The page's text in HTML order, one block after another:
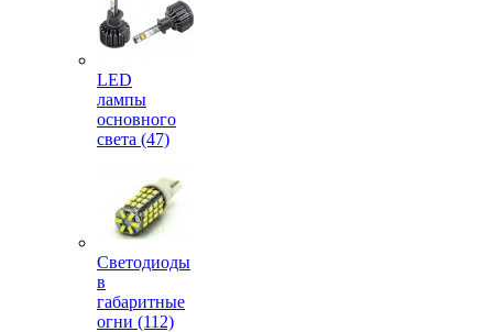
LED
лампы
основного
света (47)
Светодиоды
в
габаритные
огни (112)